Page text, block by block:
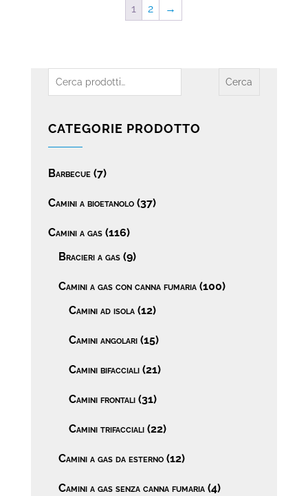
1 2 →
Cerca: Cerca
CATEGORIE PRODOTTO
Barbecue (7)
Camini a bioetanolo (37)
Camini a gas (116)
Bracieri a gas (9)
Camini a gas con canna fumaria (100)
Camini ad isola (12)
Camini angolari (15)
Camini bifacciali (21)
Camini frontali (31)
Camini trifacciali (22)
Camini a gas da esterno (12)
Camini a gas senza canna fumaria (4)